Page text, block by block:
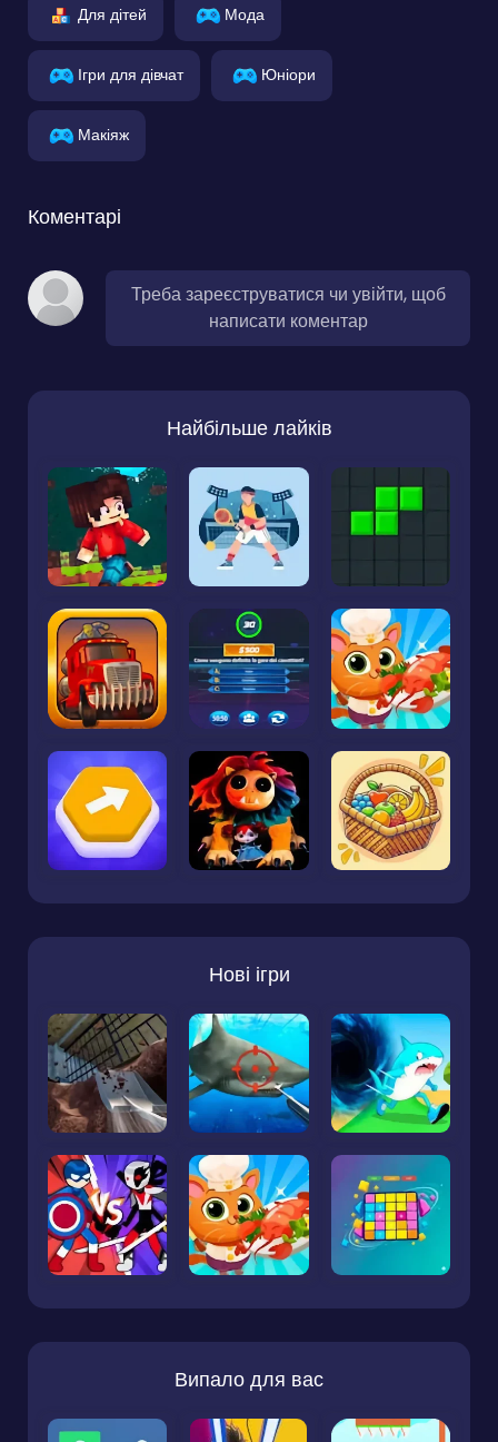
Для дітей Мода
Ігри для дівчат Юніори
Макіяж
Коментарі
Треба зареєструватися чи увійти, щоб
написати коментар
Найбільше лайків
Нові ігри
Випало для вас